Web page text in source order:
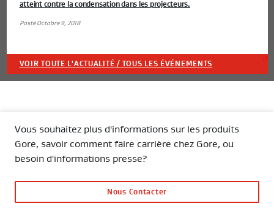
atteint contre la condensation dans les projecteurs.
Posté Octobre 9, 2018
VOIR TOUTE L'ACTUALITÉ / TOUS LES ÉVÉNEMENTS
Vous souhaitez plus d'informations sur les produits
Gore, savoir comment faire carrière chez Gore, ou
besoin d'informations presse?
Nous Contacter